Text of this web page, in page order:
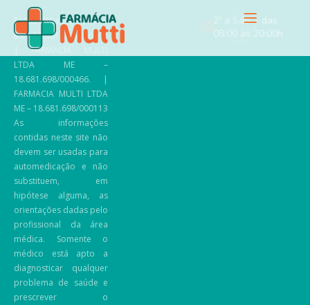
FARMACIA MULTI LTDA ­
ME – 18.681.698/0002­02
| FARMACIA MULTI
LTDA ME –
18.681.698/000466. |
FARMACIA MULTI LTDA
ME – 18.681.698/000113
As informações
contidas neste site não
devem ser usadas para
automedicação e não
substituem, em
hipótese alguma, as
orientações dadas pelo
profissional da área
médica. Somente o
médico está apto a
diagnosticar qualquer
problema de saúde e
prescrever o
2ª a Sáb. - das
08:00 às 20:00h